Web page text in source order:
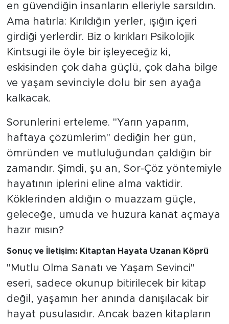
en güvendiğin insanların elleriyle sarsıldın.
Ama hatırla: Kırıldığın yerler, ışığın içeri
girdiği yerlerdir. Biz o kırıkları Psikolojik
Kintsugi ile öyle bir işleyeceğiz ki,
eskisinden çok daha güçlü, çok daha bilge
ve yaşam sevinciyle dolu bir sen ayağa
kalkacak.
Sorunlerini erteleme. "Yarın yaparım,
haftaya çözümlerim" dediğin her gün,
ömründen ve mutluluğundan çaldığın bir
zamandır. Şimdi, şu an, Sor-Çöz yöntemiyle
hayatının iplerini eline alma vaktidir.
Köklerinden aldığın o muazzam güçle,
geleceğe, umuda ve huzura kanat açmaya
hazır mısın?
Sonuç ve İletişim: Kitaptan Hayata Uzanan Köprü
"Mutlu Olma Sanatı ve Yaşam Sevinci"
eseri, sadece okunup bitirilecek bir kitap
değil, yaşamın her anında danışılacak bir
hayat pusulasıdır. Ancak bazen kitapların